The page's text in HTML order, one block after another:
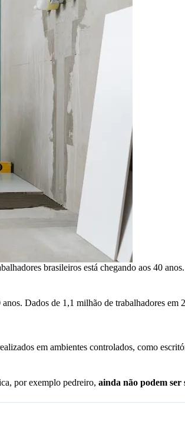
brasileiros está chegando aos 40
Dados de 1,1 milhão de trabalhadores em
em ambientes controlados, como
por exemplo pedreiro, ainda não podem